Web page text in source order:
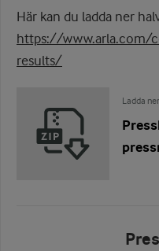
Här kan du ladda ner
https://www.arla.com/
results/
Ladda